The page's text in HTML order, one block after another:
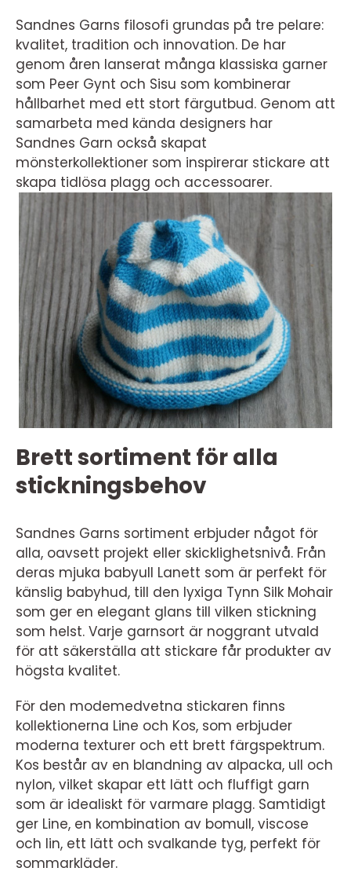
Sandnes Garns filosofi grundas på tre pelare:
kvalitet, tradition och innovation. De har
genom åren lanserat många klassiska garner
som Peer Gynt och Sisu som kombinerar
hållbarhet med ett stort färgutbud. Genom att
samarbeta med kända designers har
Sandnes Garn också skapat
mönsterkollektioner som inspirerar stickare att
skapa tidlösa plagg och accessoarer.
Brett sortiment för alla
stickningsbehov
Sandnes Garns sortiment erbjuder något för
alla, oavsett projekt eller skicklighetsnivå. Från
deras mjuka babyull Lanett som är perfekt för
känslig babyhud, till den lyxiga Tynn Silk Mohair
som ger en elegant glans till vilken stickning
som helst. Varje garnsort är noggrant utvald
för att säkerställa att stickare får produkter av
högsta kvalitet.
För den modemedvetna stickaren finns
kollektionerna Line och Kos, som erbjuder
moderna texturer och ett brett färgspektrum.
Kos består av en blandning av alpacka, ull och
nylon, vilket skapar ett lätt och fluffigt garn
som är idealiskt för varmare plagg. Samtidigt
ger Line, en kombination av bomull, viscose
och lin, ett lätt och svalkande tyg, perfekt för
sommarkläder.